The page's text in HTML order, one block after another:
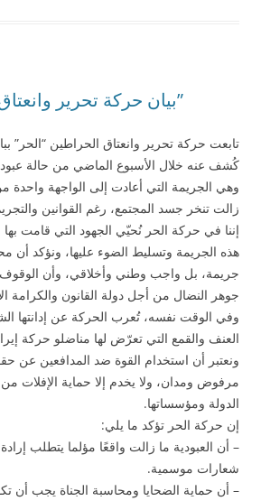
بيان حركة تحرير وانعتاق الحراطين “الحر”
تابعت حركة تحرير وانعتاق الحراطين “الحر”
كُشف عنه خلال الأسبوع الماضي من حالة
وهي الجريمة التي أعادت إلى الواجهة واحدة
زالت تنخر جسد المجتمع، رغم القوانين
إننا في حركة الحر نُحيّي الجهود التي قامت
هذه الجريمة وتسليط الضوء عليها، ونؤكد أن
جريمة، بل واجب وطني وأخلاقي، وأن الوقوف
جوهر النضال من أجل دولة القانون والكرامة
وفي الوقت نفسه، تُعرب الحركة عن إدانتها
العنف والقمع التي تعرّض لها مناضلو حركة
ونعتبر أن استخدام القوة ضد المدافعين عن
مرفوض ومدان، ولا يخدم إلا حماية الإفلات
الدولة ومؤسساتها.
إن حركة الحر تؤكد ما يلي:
– أن العبودية ما زالت واقعًا مؤلما يتطلب
شعارات موسمية.
– أن حماية الضحايا ومحاسبة الجناة يجب أن